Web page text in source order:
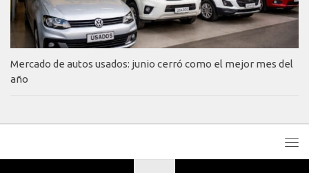
Mercado de autos usados: junio cerró como el mejor mes del
año